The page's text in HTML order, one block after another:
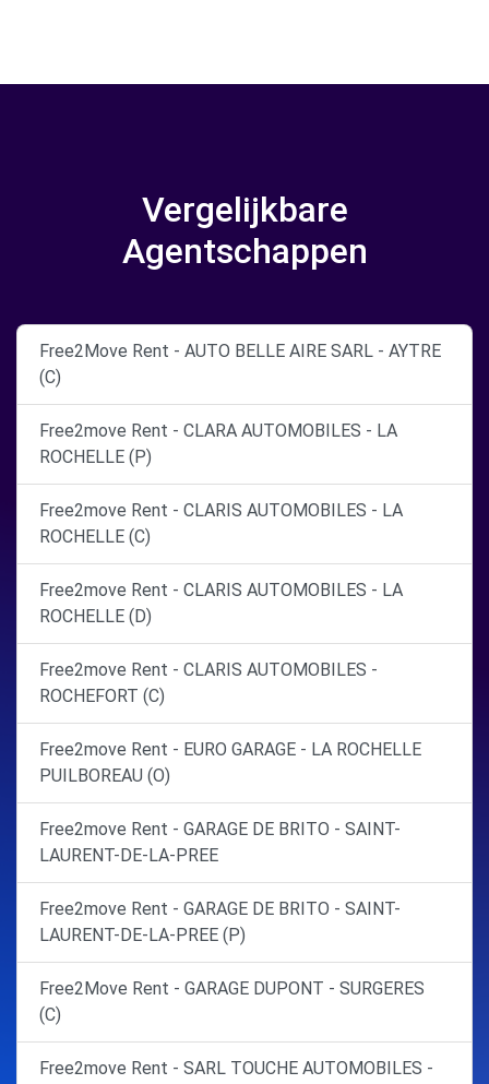
Vergelijkbare
Agentschappen
Free2Move Rent - AUTO BELLE AIRE SARL - AYTRE
(C)
Free2move Rent - CLARA AUTOMOBILES - LA
ROCHELLE (P)
Free2move Rent - CLARIS AUTOMOBILES - LA
ROCHELLE (C)
Free2move Rent - CLARIS AUTOMOBILES - LA
ROCHELLE (D)
Free2move Rent - CLARIS AUTOMOBILES -
ROCHEFORT (C)
Free2move Rent - EURO GARAGE - LA ROCHELLE
PUILBOREAU (O)
Free2move Rent - GARAGE DE BRITO - SAINT-
LAURENT-DE-LA-PREE
Free2move Rent - GARAGE DE BRITO - SAINT-
LAURENT-DE-LA-PREE (P)
Free2Move Rent - GARAGE DUPONT - SURGERES
(C)
Free2move Rent - SARL TOUCHE AUTOMOBILES -